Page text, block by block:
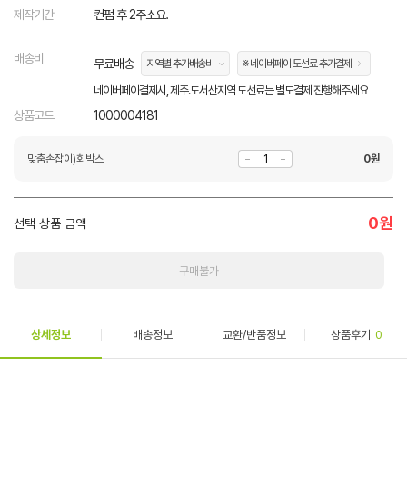
제작기간
컨펌 후 2주소요.
배송비 무료배송 지역별 추가배송비 ※ 네이버페이 도선료 추가결제
네이버페이결제시, 제주.도서산지역 도선료는 별도결제 진행해주세요
상품코드 1000004181
맞춤손잡이)회박스 0원
선택 상품 금액 0원
구매불가
상세정보 배송정보 교환/반품정보 상품후기 0